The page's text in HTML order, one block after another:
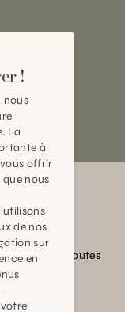
pratiques et toutes
!
nous
La
à
offrir
nous
utilisons
de nos
sur
en